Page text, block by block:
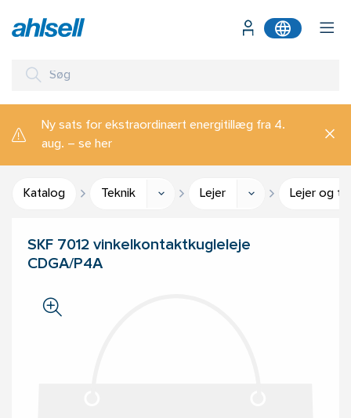
Ny sats for ekstraordinært energitillæg fra 4.
aug. – se her
Katalog Teknik Lejer Lejer og
SKF 7012 vinkelkontaktkugleleje
CDGA/P4A